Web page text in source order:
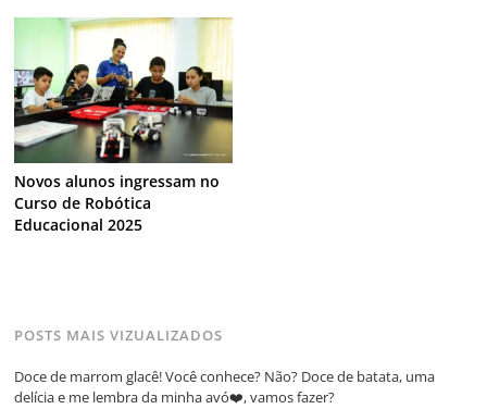
Novos alunos ingressam no
Curso de Robótica
Educacional 2025
POSTS MAIS VIZUALIZADOS
Doce de marrom glacê! Você conhece? Não? Doce de batata, uma
delícia e me lembra da minha avó❤️, vamos fazer?